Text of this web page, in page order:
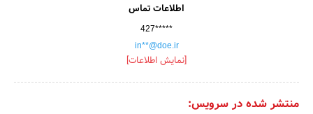
اطلاعات تماس
427*****
in**@doe.ir
[نمایش اطلاعات]
منتشر شده در سرویس: